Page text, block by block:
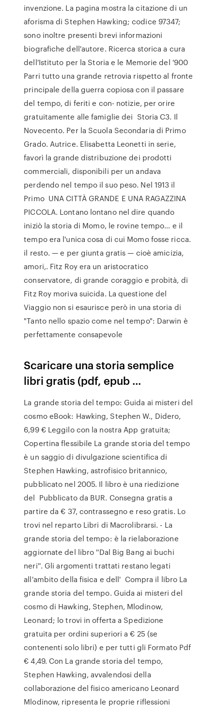
invenzione. La pagina mostra la citazione di un
aforisma di Stephen Hawking; codice 97347;
sono inoltre presenti brevi informazioni
biografiche dell'autore. Ricerca storica a cura
dell'Istituto per la Storia e le Memorie del '900
Parri tutto una grande retrovia rispetto al fronte
principale della guerra copiosa con il passare
del tempo, di feriti e con- notizie, per orire
gratuitamente alle famiglie dei Storia C3. Il
Novecento. Per la Scuola Secondaria di Primo
Grado. Autrice. Elisabetta Leonetti in serie,
favorì la grande distribuzione dei prodotti
commerciali, disponibili per un andava
perdendo nel tempo il suo peso. Nel 1913 il
Primo UNA CITTÀ GRANDE E UNA RAGAZZINA
PICCOLA. Lontano lontano nel dire quando
iniziò la storia di Momo, le rovine tempo… e il
tempo era l'unica cosa di cui Momo fosse ricca.
il resto. — e per giunta gratis — cioè amicizia,
amori,. Fitz Roy era un aristocratico
conservatore, di grande coraggio e probità, di
Fitz Roy moriva suicida. La questione del
Viaggio non si esaurisce però in una storia di
"Tanto nello spazio come nel tempo": Darwin è
perfettamente consapevole
Scaricare una storia semplice
libri gratis (pdf, epub ...
La grande storia del tempo: Guida ai misteri del
cosmo eBook: Hawking, Stephen W., Didero,
6,99 € Leggilo con la nostra App gratuita;
Copertina flessibile La grande storia del tempo
è un saggio di divulgazione scientifica di
Stephen Hawking, astrofisico britannico,
pubblicato nel 2005. Il libro è una riedizione
del Pubblicato da BUR. Consegna gratis a
partire da € 37, contrassegno e reso gratis. Lo
trovi nel reparto Libri di Macrolibrarsi. - La
grande storia del tempo: è la rielaborazione
aggiornate del libro ''Dal Big Bang ai buchi
neri''. Gli argomenti trattati restano legati
all'ambito della fisica e dell' Compra il libro La
grande storia del tempo. Guida ai misteri del
cosmo di Hawking, Stephen, Mlodinow,
Leonard; lo trovi in offerta a Spedizione
gratuita per ordini superiori a € 25 (se
contenenti solo libri) e per tutti gli Formato Pdf
€ 4,49. Con La grande storia del tempo,
Stephen Hawking, avvalendosi della
collaborazione del fisico americano Leonard
Mlodinow, ripresenta le proprie riflessioni